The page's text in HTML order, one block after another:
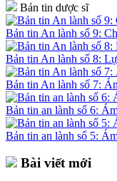
Bản tin dược sĩ
Bản tin An lành số 9:
Bản tin An lành số 8:
Bản tin An lành số 7:
Bản tin an lành số 6:
Bản tin an lành số 5:
Bài viết mới